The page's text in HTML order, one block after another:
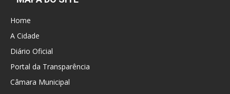
Home
A Cidade
Diário Oficial
Portal da Transparência
Câmara Municipal